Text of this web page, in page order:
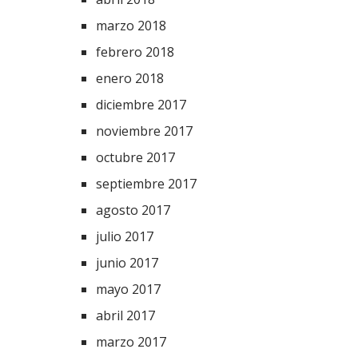
marzo 2018
febrero 2018
enero 2018
diciembre 2017
noviembre 2017
octubre 2017
septiembre 2017
agosto 2017
julio 2017
junio 2017
mayo 2017
abril 2017
marzo 2017